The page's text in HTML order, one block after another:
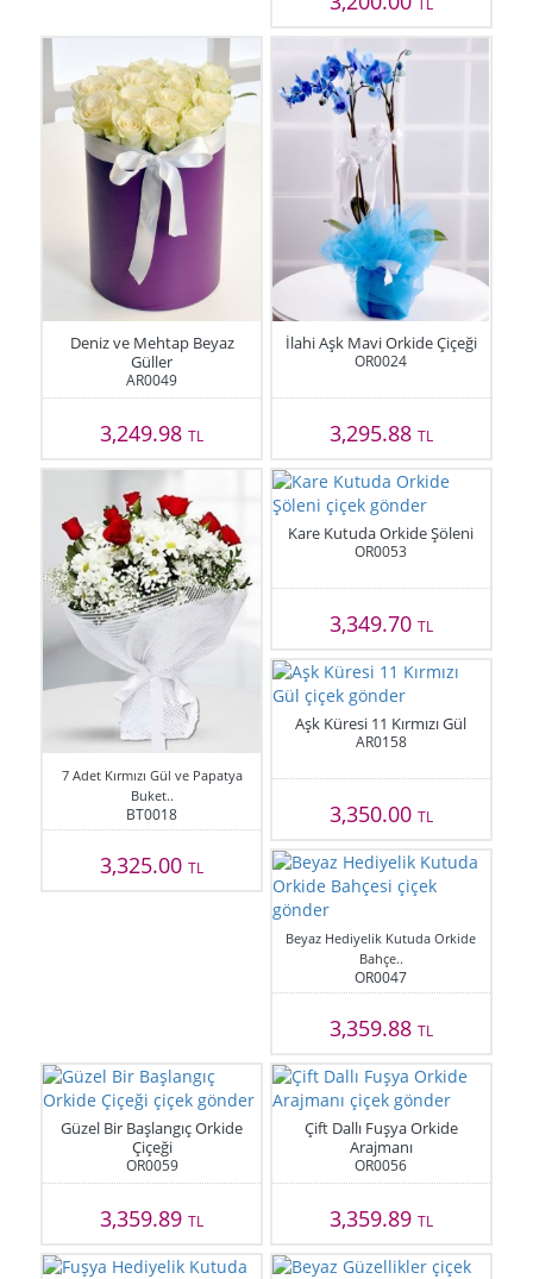
Deniz ve Mehtap Beyaz
Güller
AR0049
3,249.98TL
İlahi Aşk Mavi Orkide Çiçeği
OR0024
3,295.88 TL
7 Adet Kırmızı Gül ve Papatya
Buket..
BT0018
3,325.00TL
Kare Kutuda Orkide Şöleni
OR0053
3,349.70 TL
Aşk Küresi 11 Kırmızı Gül
AR0158
3,350.00 TL
Beyaz Hediyelik Kutuda Orkide
Bahçe..
OR0047
3,359.88 TL
Güzel Bir Başlangıç Orkide
Çiçeği
OR0059
3,359.89TL
Çift Dallı Fuşya Orkide
Arajmanı
OR0056
3,359.89 TL